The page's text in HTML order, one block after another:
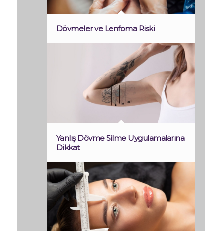
Dövmeler ve Lenfoma Riski
Yanlış Dövme Silme Uygulamalarına
Dikkat